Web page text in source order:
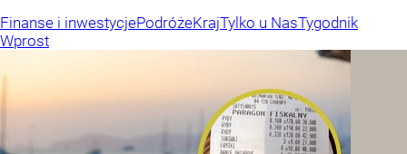
Finanse i inwestycjePodróżeKrajTylko u NasTygodnik
Wprost